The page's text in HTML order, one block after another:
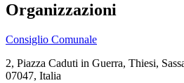
Organizzazioni
Consiglio Comunale
2, Piazza Caduti in Guerra, Thiesi,
07047, Italia